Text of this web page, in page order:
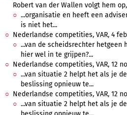
Robert van der Wallen volgt hem op,
...organisatie en heeft een
is niet het...
Nederlandse competities, VAR, 4
...van de scheidsrechter hetgeen
hier wel in te grijpen?...
Nederlandse competities, VAR, 12
...van situatie 2 helpt het als je de
beslissing opnieuw te...
Nederlandse competities, VAR, 12
...van situatie 2 helpt het als je de